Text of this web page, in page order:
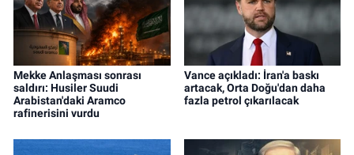
Mekke Anlaşması sonrası
saldırı: Husiler Suudi
Arabistan'daki Aramco
rafinerisini vurdu
Vance açıkladı: İran'a baskı
artacak, Orta Doğu'dan daha
fazla petrol çıkarılacak